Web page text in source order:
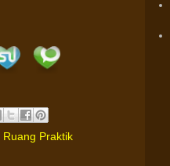
Ruang Praktik